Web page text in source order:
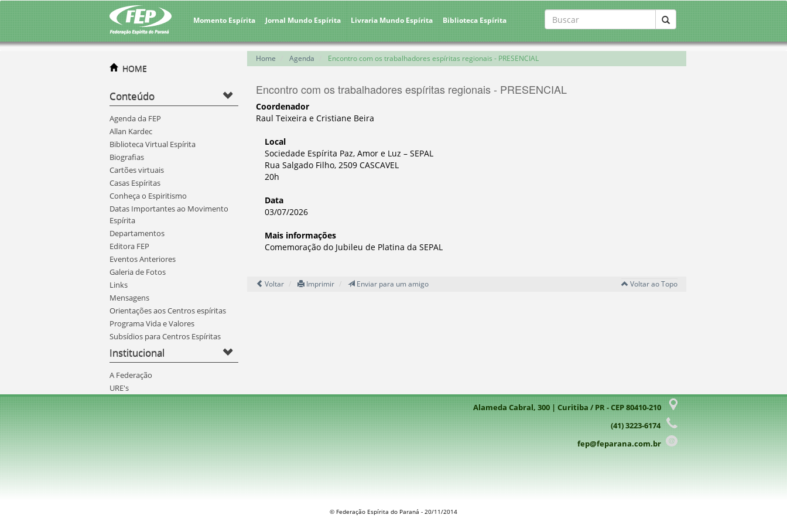
Momento Espírita Jornal Mundo Espírita Livraria Mundo Espírita Biblioteca Espírita
HOME
Conteúdo
Agenda da FEP
Allan Kardec
Biblioteca Virtual Espírita
Biografias
Cartões virtuais
Casas Espíritas
Conheça o Espiritismo
Datas Importantes ao Movimento
Espírita
Departamentos
Editora FEP
Eventos Anteriores
Galeria de Fotos
Links
Mensagens
Orientações aos Centros espíritas
Programa Vida e Valores
Subsídios para Centros Espíritas
Institucional
A Federação
URE's
Home Agenda Encontro com os trabalhadores espíritas regionais - PRESENCIAL
Encontro com os trabalhadores espíritas regionais - PRESENCIAL
Coordenador
Raul Teixeira e Cristiane Beira
Local
Sociedade Espírita Paz, Amor e Luz – SEPAL
Rua Salgado Filho, 2509 CASCAVEL
20h
Data
03/07/2026
Mais informações
Comemoração do Jubileu de Platina da SEPAL
Voltar Imprimir Enviar para um amigo Voltar ao Topo
Alameda Cabral, 300 | Curitiba / PR - CEP 80410-210
(41) 3223-6174
fep@feparana.com.br
© Federação Espírita do Paraná - 20/11/2014